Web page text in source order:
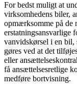
For bedst muligt at
virksomhedens biler,
opmærksomme på de
erstatningsansvarlige
vanvidskørsel i en bil,
gøres ved at det
eller
få ansættelsesretlige
medføre bortvisning.